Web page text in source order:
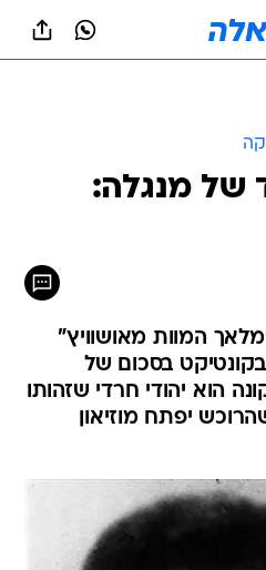
של מנגלה:
המוות מאושוויץ"
בסכום של
הקונה הוא יהודי חרדי שזהותו
יפתח מוזיאון